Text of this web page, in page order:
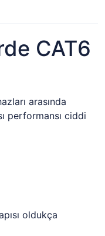
CAT6
arasında
performansı ciddi
oldukça